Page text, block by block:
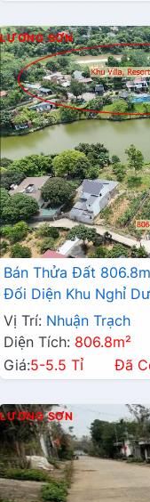
LƯƠNG SƠN
Bán Thửa Đất
Đối Diện Khu Nghỉ
Chanh
Vị Trí: Nhuận Trạch
Diện Tích: 806.8m²
Giá:5-5.5 Tỉ Đã
LƯƠNG SƠN